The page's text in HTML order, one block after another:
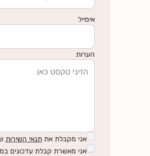
אימייל
הערות
אני מקבלת אתתנאי השירות
אני מאשרת קבלת עדכונים